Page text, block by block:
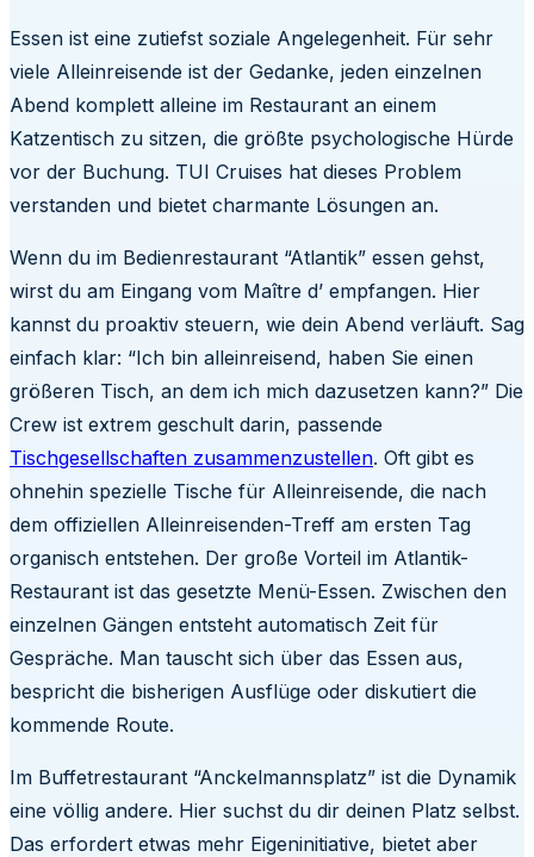
Essen ist eine zutiefst soziale Angelegenheit. Für sehr
viele Alleinreisende ist der Gedanke, jeden einzelnen
Abend komplett alleine im Restaurant an einem
Katzentisch zu sitzen, die größte psychologische Hürde
vor der Buchung. TUI Cruises hat dieses Problem
verstanden und bietet charmante Lösungen an.
Wenn du im Bedienrestaurant “Atlantik” essen gehst,
wirst du am Eingang vom Maître d’ empfangen. Hier
kannst du proaktiv steuern, wie dein Abend verläuft. Sag
einfach klar: “Ich bin alleinreisend, haben Sie einen
größeren Tisch, an dem ich mich dazusetzen kann?” Die
Crew ist extrem geschult darin, passende
Tischgesellschaften zusammenzustellen. Oft gibt es
ohnehin spezielle Tische für Alleinreisende, die nach
dem offiziellen Alleinreisenden-Treff am ersten Tag
organisch entstehen. Der große Vorteil im Atlantik-
Restaurant ist das gesetzte Menü-Essen. Zwischen den
einzelnen Gängen entsteht automatisch Zeit für
Gespräche. Man tauscht sich über das Essen aus,
bespricht die bisherigen Ausflüge oder diskutiert die
kommende Route.
Im Buffetrestaurant “Anckelmannsplatz” ist die Dynamik
eine völlig andere. Hier suchst du dir deinen Platz selbst.
Das erfordert etwas mehr Eigeninitiative, bietet aber